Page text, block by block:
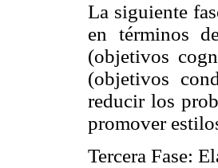
La siguiente
en términos
(objetivos
(objetivos
reducir los
promover
Tercera Fase: